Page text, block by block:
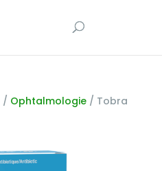
/ Ophtalmologie/ Tobra